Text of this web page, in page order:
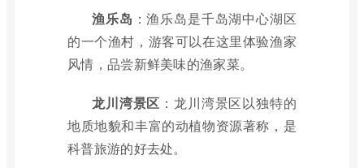
渔乐岛 ：渔乐岛是千岛湖中心湖区
的一个渔村，游客可以在这里体验渔家
风情，品尝新鲜美味的渔家菜。
龙川湾景区 ：龙川湾景区以独特的
地质地貌和丰富的动植物资源著称，是
科普旅游的好去处。